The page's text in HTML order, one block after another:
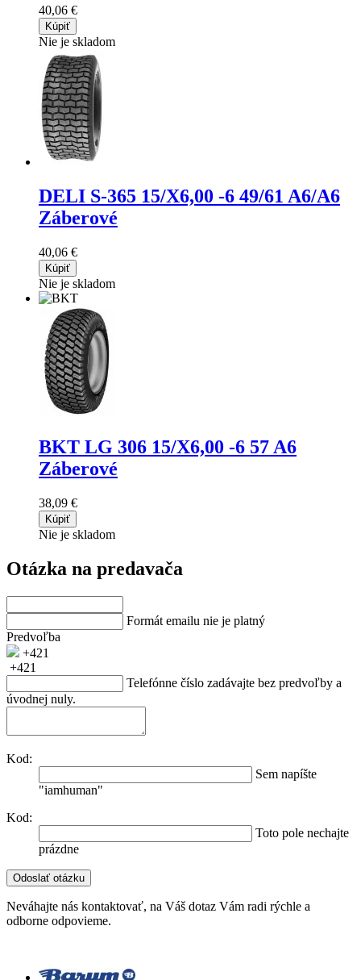
40,06 €
Kúpiť
Nie je skladom
DELI S-365 15/X6,00 -6 49/61 A6/A6
Záberové
40,06 €
Kúpiť
Nie je skladom
BKT LG 306 15/X6,00 -6 57 A6
Záberové
38,09 €
Kúpiť
Nie je skladom
Otázka na predavača
Formát emailu nie je platný
Predvoľba
+421
+421
Telefónne číslo zadávajte bez predvoľby a
úvodnej nuly.
Kod:
Sem napíšte
"iamhuman"
Kod:
Toto pole nechajte
prázdne
Neváhajte nás kontaktovať, na Váš dotaz Vám radi rýchle a
odborne odpovieme.